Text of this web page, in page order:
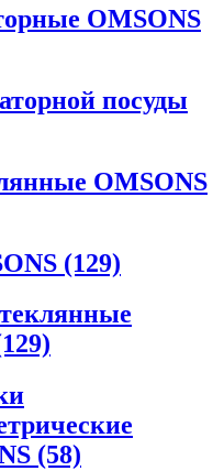
OMSONS
посуды
OMSONS
(129)
(58)